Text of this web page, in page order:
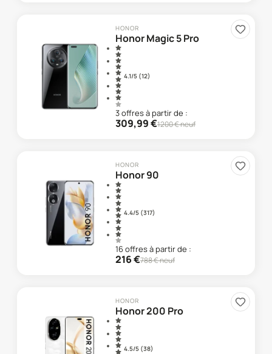
HONOR
Honor Magic 5 Pro
4.1/5 (12)
3offresà partir de :
309,99€1200€ neuf
HONOR
Honor 90
4.4/5 (317)
16offresà partir de :
216€788€ neuf
HONOR
Honor 200 Pro
4.5/5 (38)